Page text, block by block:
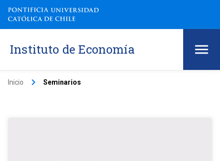
Instituto de Economía
Inicio keyboard_arrow_right Seminarios